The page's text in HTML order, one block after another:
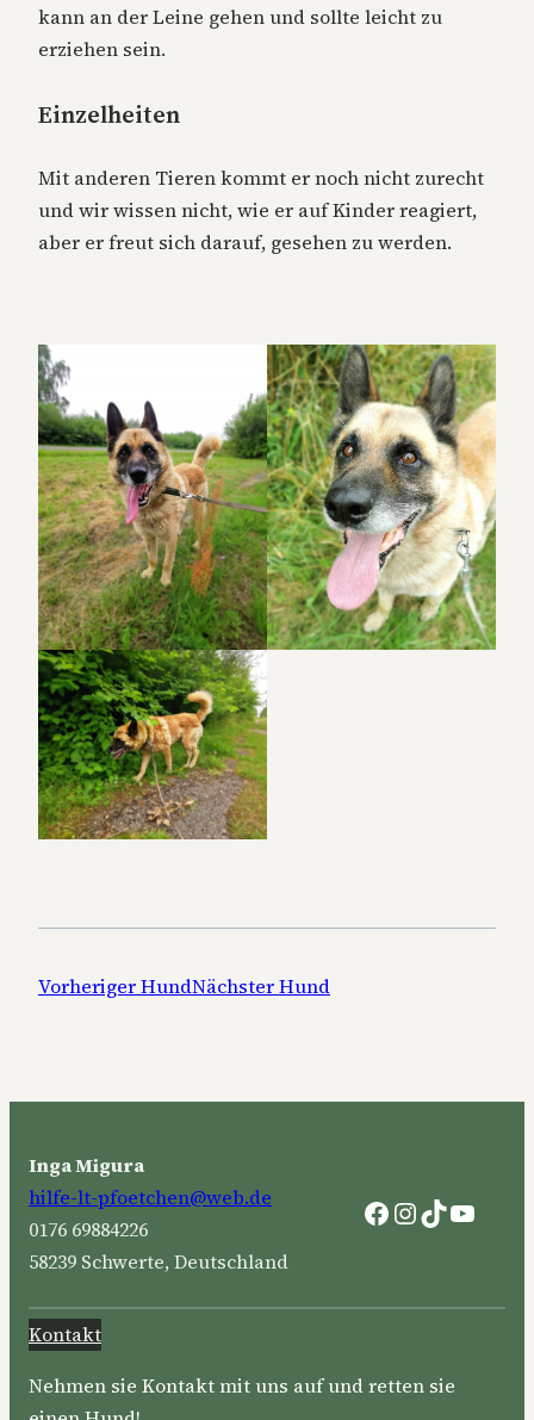
kann an der Leine gehen und sollte leicht zu
erziehen sein.
Einzelheiten
Mit anderen Tieren kommt er noch nicht zurecht
und wir wissen nicht, wie er auf Kinder reagiert,
aber er freut sich darauf, gesehen zu werden.
Vorheriger HundNächster Hund
Inga Migura
hilfe-lt-pfoetchen@web.de
0176 69884226
58239 Schwerte, Deutschland
Facebook
Instagram
TikTok
Kontakt
Nehmen sie Kontakt mit uns auf und retten sie